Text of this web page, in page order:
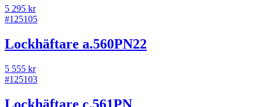
5 295 kr
#125105
Lockhäftare a.560PN22
5 555 kr
#125103